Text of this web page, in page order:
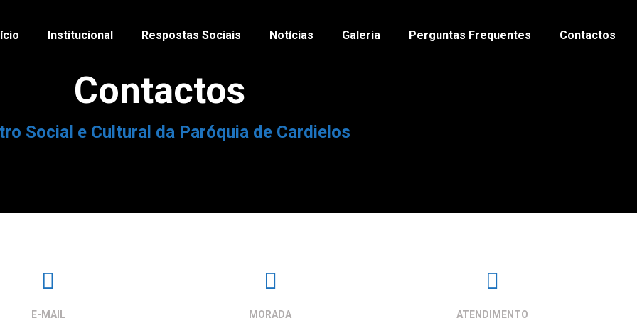
Institucional Respostas Sociais Notícias Galeria Perguntas Frequentes Contactos
Contactos
Social e Cultural da Paróquia de Cardielos
E-MAIL MORADA ATENDIMENTO